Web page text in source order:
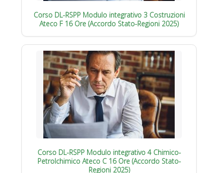
Corso DL-RSPP Modulo integrativo 3 Costruzioni
Ateco F 16 Ore (Accordo Stato-Regioni 2025)
Corso DL-RSPP Modulo integrativo 4 Chimico-
Petrolchimico Ateco C 16 Ore (Accordo Stato-
Regioni 2025)